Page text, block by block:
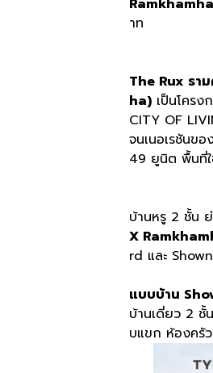
าท
The Rux รา
ha) เป็นโคร
CITY OF
จนเนอเรชันข
49 ยูนิต พื้นที่
บ้านหรู 2 ชั้น
X
rd และ
แบบบ้าน
บ้านเดี่ยว 2
บแขก ห้องครั